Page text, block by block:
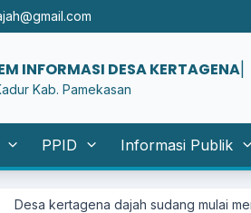
INFORMASI DESA KERTAGENAH
Kab. Pamekasan
PPID Informasi Publik
dajah sudang mulai menggunakan